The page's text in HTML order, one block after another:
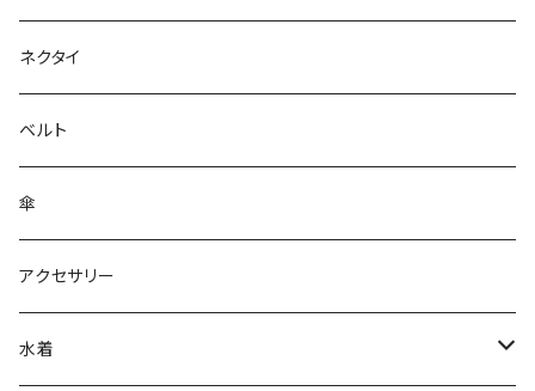
ネクタイ
ベルト
傘
アクセサリー
水着